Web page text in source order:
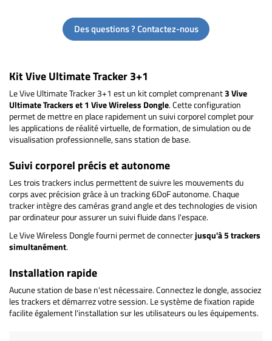
Des questions ? Contactez-nous
Kit Vive Ultimate Tracker 3+1
Le Vive Ultimate Tracker 3+1 est un kit complet comprenant3 Vive
Ultimate Trackers et 1 Vive Wireless Dongle. Cette configuration
permet de mettre en place rapidement un suivi corporel complet pour
les applications de réalité virtuelle, de formation, de simulation ou de
visualisation professionnelle, sans station de base.
Suivi corporel précis et autonome
Les trois trackers inclus permettent de suivre les mouvements du
corps avec précision grâce à un tracking 6DoF autonome. Chaque
tracker intègre des caméras grand angle et des technologies de vision
par ordinateur pour assurer un suivi fluide dans l'espace.
Le Vive Wireless Dongle fourni permet de connecterjusqu'à 5 trackers
simultanément.
Installation rapide
Aucune station de base n'est nécessaire. Connectez le dongle, associez
les trackers et démarrez votre session. Le système de fixation rapide
facilite également l'installation sur les utilisateurs ou les équipements.